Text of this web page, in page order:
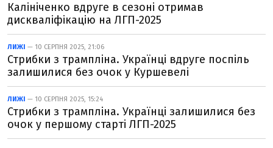
Калініченко вдруге в сезоні отримав
дискваліфікацію на ЛГП-2025
ЛИЖІ — 10 СЕРПНЯ 2025, 21:06
Стрибки з трампліна. Українці вдруге поспіль
залишилися без очок у Куршевелі
ЛИЖІ — 10 СЕРПНЯ 2025, 15:24
Стрибки з трампліна. Українці залишилися без
очок у першому старті ЛГП-2025